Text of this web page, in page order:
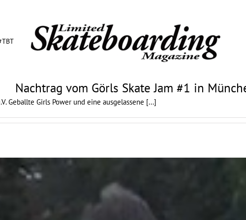
Nachtrag vom Görls Skate Jam #1 in
Geballte Girls Power und eine ausgelassene [...]